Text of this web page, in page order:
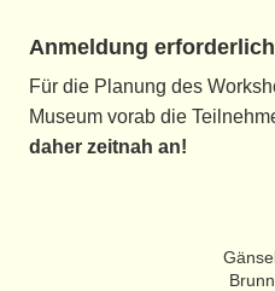
Anmeldung erforderlich
Für die Planung des
Museum vorab die
daher zeitnah an!